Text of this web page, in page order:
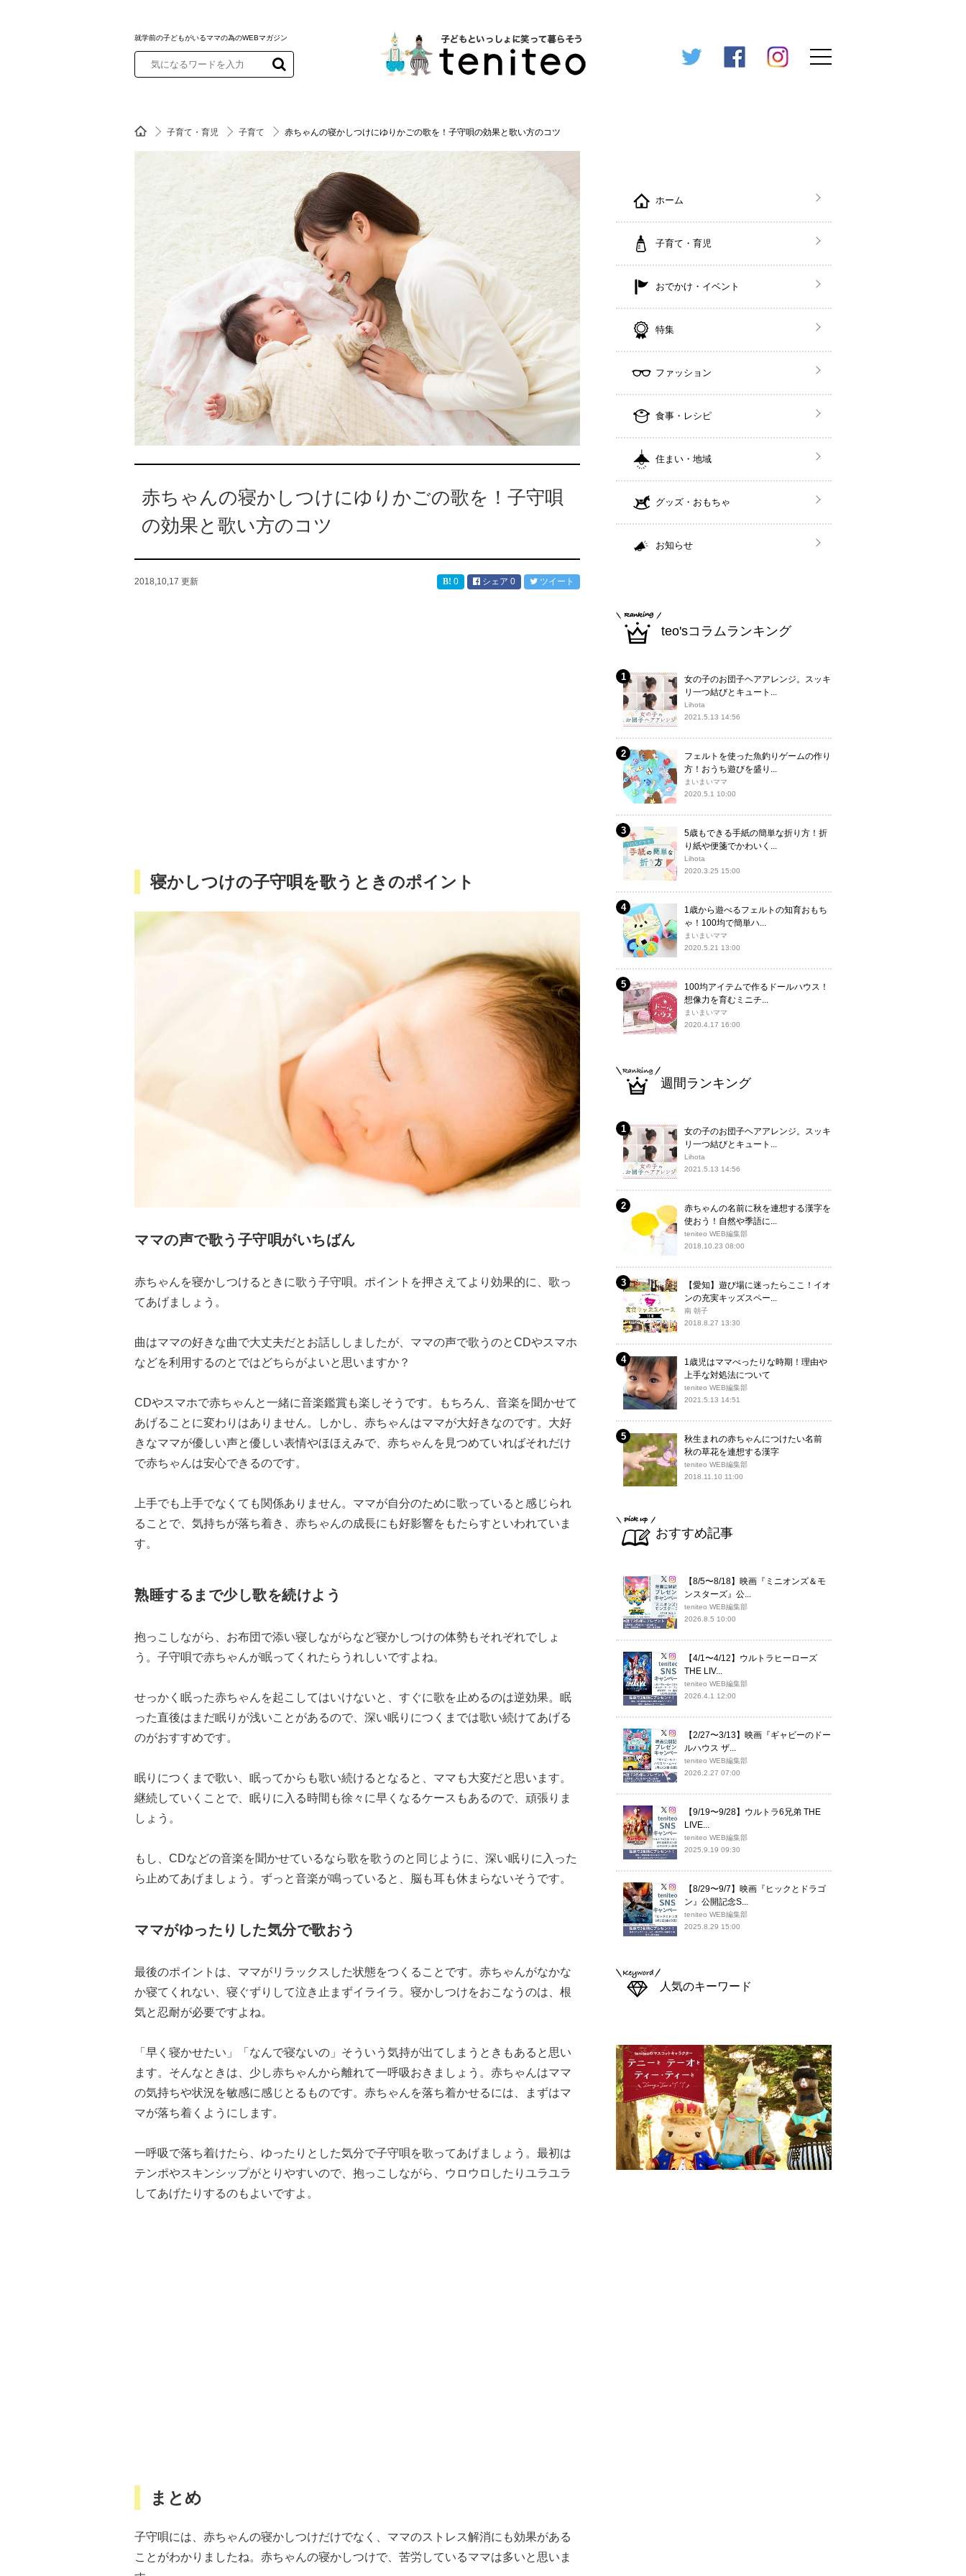
就学前の子どもがいるママの為のWEBマガジン
子育て・育児 子育て 赤ちゃんの寝かしつけにゆりかごの歌を！子守唄の効果と歌い方のコツ
赤ちゃんの寝かしつけにゆりかごの歌を！子守唄
の効果と歌い方のコツ
2018,10,17 更新 0 シェア 0 ツイート
寝かしつけの子守唄を歌うときのポイント
ママの声で歌う子守唄がいちばん
赤ちゃんを寝かしつけるときに歌う子守唄。ポイントを押さえてより効果的に、歌っ
てあげましょう。
曲はママの好きな曲で大丈夫だとお話ししましたが、ママの声で歌うのとCDやスマホ
などを利用するのとではどちらがよいと思いますか？
CDやスマホで赤ちゃんと一緒に音楽鑑賞も楽しそうです。もちろん、音楽を聞かせて
あげることに変わりはありません。しかし、赤ちゃんはママが大好きなのです。大好
きなママが優しい声と優しい表情やほほえみで、赤ちゃんを見つめていればそれだけ
で赤ちゃんは安心できるのです。
上手でも上手でなくても関係ありません。ママが自分のために歌っていると感じられ
ることで、気持ちが落ち着き、赤ちゃんの成長にも好影響をもたらすといわれていま
す。
熟睡するまで少し歌を続けよう
抱っこしながら、お布団で添い寝しながらなど寝かしつけの体勢もそれぞれでしょ
う。子守唄で赤ちゃんが眠ってくれたらうれしいですよね。
せっかく眠った赤ちゃんを起こしてはいけないと、すぐに歌を止めるのは逆効果。眠
った直後はまだ眠りが浅いことがあるので、深い眠りにつくまでは歌い続けてあげる
のがおすすめです。
眠りにつくまで歌い、眠ってからも歌い続けるとなると、ママも大変だと思います。
継続していくことで、眠りに入る時間も徐々に早くなるケースもあるので、頑張りま
しょう。
もし、CDなどの音楽を聞かせているなら歌を歌うのと同じように、深い眠りに入った
ら止めてあげましょう。ずっと音楽が鳴っていると、脳も耳も休まらないそうです。
ママがゆったりした気分で歌おう
最後のポイントは、ママがリラックスした状態をつくることです。赤ちゃんがなかな
か寝てくれない、寝ぐずりして泣き止まずイライラ。寝かしつけをおこなうのは、根
気と忍耐が必要ですよね。
「早く寝かせたい」「なんで寝ないの」そういう気持が出てしまうときもあると思い
ます。そんなときは、少し赤ちゃんから離れて一呼吸おきましょう。赤ちゃんはママ
の気持ちや状況を敏感に感じとるものです。赤ちゃんを落ち着かせるには、まずはマ
マが落ち着くようにします。
一呼吸で落ち着けたら、ゆったりとした気分で子守唄を歌ってあげましょう。最初は
テンポやスキンシップがとりやすいので、抱っこしながら、ウロウロしたりユラユラ
してあげたりするのもよいですよ。
まとめ
子守唄には、赤ちゃんの寝かしつけだけでなく、ママのストレス解消にも効果がある
ことがわかりましたね。赤ちゃんの寝かしつけで、苦労しているママは多いと思いま
ホーム
子育て・育児
おでかけ・イベント
特集
ファッション
食事・レシピ
住まい・地域
グッズ・おもちゃ
お知らせ
teo'sコラムランキング
女の子のお団子ヘアアレンジ。スッキ
リ一つ結びとキュート...
Lihota
2021.5.13 14:56
フェルトを使った魚釣りゲームの作り
方！おうち遊びを盛り...
まいまいママ
2020.5.1 10:00
5歳もできる手紙の簡単な折り方！折
り紙や便箋でかわいく...
Lihota
2020.3.25 15:00
1歳から遊べるフェルトの知育おもち
ゃ！100均で簡単ハ...
まいまいママ
2020.5.21 13:00
100均アイテムで作るドールハウス！
想像力を育むミニチ...
まいまいママ
2020.4.17 16:00
週間ランキング
女の子のお団子ヘアアレンジ。スッキ
リ一つ結びとキュート...
Lihota
2021.5.13 14:56
赤ちゃんの名前に秋を連想する漢字を
使おう！自然や季語に...
teniteo WEB編集部
2018.10.23 08:00
【愛知】遊び場に迷ったらここ！イオ
ンの充実キッズスペー...
南 朝子
2018.8.27 13:30
1歳児はママべったりな時期！理由や
上手な対処法について
teniteo WEB編集部
2021.5.13 14:51
秋生まれの赤ちゃんにつけたい名前
秋の草花を連想する漢字
teniteo WEB編集部
2018.11.10 11:00
おすすめ記事
【8/5〜8/18】映画『ミニオンズ＆モ
ンスターズ』公...
teniteo WEB編集部
2026.8.5 10:00
【4/1〜4/12】ウルトラヒーローズ
THE LIV...
teniteo WEB編集部
2026.4.1 12:00
【2/27〜3/13】映画『ギャビーのドー
ルハウス ザ...
teniteo WEB編集部
2026.2.27 07:00
【9/19〜9/28】ウルトラ6兄弟 THE
LIVE...
teniteo WEB編集部
2025.9.19 09:30
【8/29〜9/7】映画『ヒックとドラゴ
ン』公開記念S...
teniteo WEB編集部
2025.8.29 15:00
人気のキーワード